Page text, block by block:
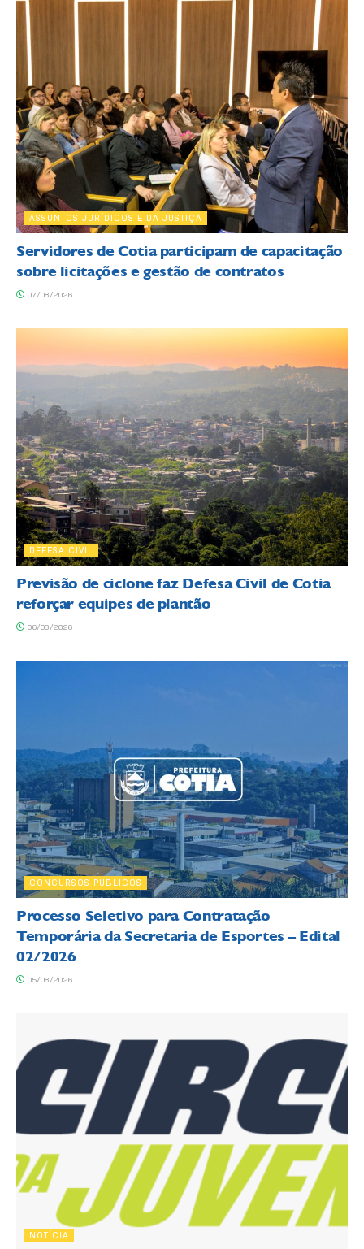
ASSUNTOS JURÍDICOS E DA JUSTIÇA
Servidores de Cotia participam de capacitação
sobre licitações e gestão de contratos
07/08/2026
DEFESA CIVIL
Previsão de ciclone faz Defesa Civil de Cotia
reforçar equipes de plantão
06/08/2026
CONCURSOS PÚBLICOS
Processo Seletivo para Contratação
Temporária da Secretaria de Esportes – Edital
02/2026
05/08/2026
NOTÍCIA